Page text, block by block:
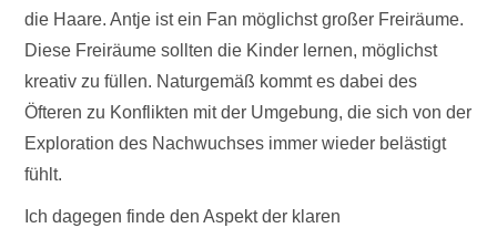
die Haare. Antje ist ein Fan möglichst großer Freiräume.
Diese Freiräume sollten die Kinder lernen, möglichst
kreativ zu füllen. Naturgemäß kommt es dabei des
Öfteren zu Konflikten mit der Umgebung, die sich von der
Exploration des Nachwuchses immer wieder belästigt
fühlt.
Ich dagegen finde den Aspekt der klaren